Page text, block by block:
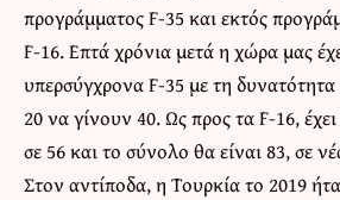
προγράμματος F-35 και εκτός
F-16. Επτά χρόνια μετά η χώρα μας
υπερσύγχρονα F-35 με τη
20 να γίνουν 40. Ως προς τα F-16,
σε 56 και το σύνολο θα είναι 83, σε
Στον αντίποδα, η Τουρκία το 2019